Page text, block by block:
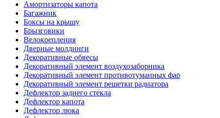
Амортизаторы капота
Багажник
Боксы на крышу
Брызговики
Велокрепления
Дверные молдинги
Декоративные обвесы
Декоративный элемент воздухозаборника
Декоративный элемент противотуманных фар
Декоративный элемент решетки радиатора
Дефлектор заднего стекла
Дефлектор капота
Дефлектор люка